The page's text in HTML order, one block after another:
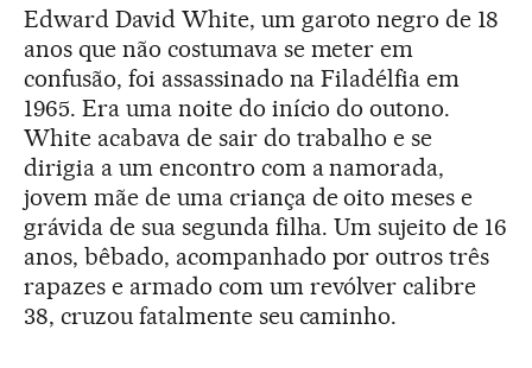
Edward David White, um garoto negro de 18
anos que não costumava se meter em
confusão, foi assassinado na Filadélfia em
1965. Era uma noite do início do outono.
White acabava de sair do trabalho e se
dirigia a um encontro com a namorada,
jovem mãe de uma criança de oito meses e
grávida de sua segunda filha. Um sujeito de 16
anos, bêbado, acompanhado por outros três
rapazes e armado com um revólver calibre
38, cruzou fatalmente seu caminho.